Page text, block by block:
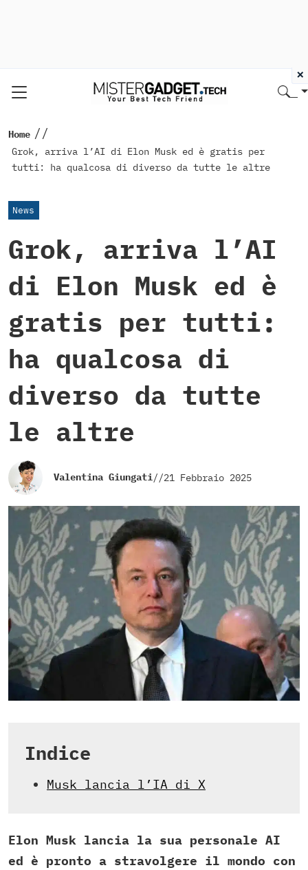
Home //
Grok, arriva l’AI di Elon Musk ed è gratis per
tutti: ha qualcosa di diverso da tutte le altre
News
Grok, arriva l’AI
di Elon Musk ed è
gratis per tutti:
ha qualcosa di
diverso da tutte
le altre
Valentina Giungati//21 Febbraio 2025
Indice
Musk lancia l’IA di X
Elon Musk lancia la sua personale AI
ed è pronto a stravolgere il mondo con
×